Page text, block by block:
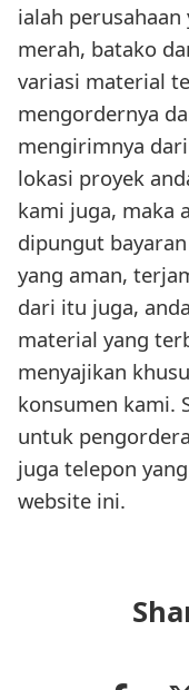
ialah
merah, batako
variasi material
mengordernya
mengirimnya
lokasi proyek
kami juga, maka
dipungut
yang aman,
dari itu juga,
material yang
menyajikan
konsumen kami.
untuk
juga telepon
website ini.